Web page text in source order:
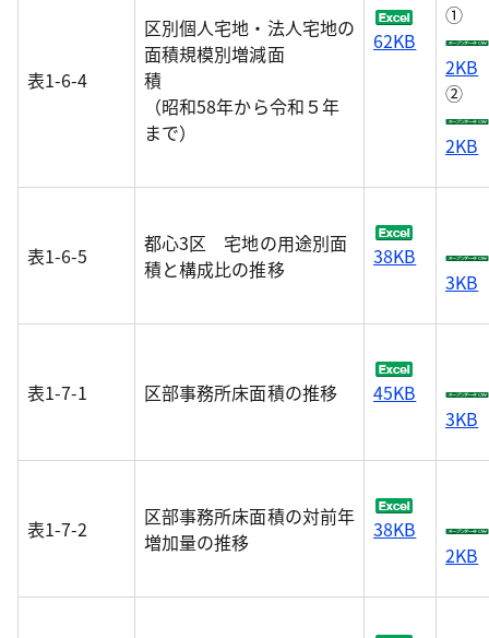
表1-6-4
区別個人宅地・法人宅地の
面積規模別増減面
積
（昭和58年から令和５年
まで）
62KB
①
2KB
②
2KB
表1-6-5
都心3区 宅地の用途別面
積と構成比の推移
38KB
3KB
表1-7-1 区部事務所床面積の推移
45KB
3KB
表1-7-2
区部事務所床面積の対前年
増加量の推移
38KB
2KB